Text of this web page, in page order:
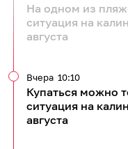
На одном из
ситуация на
августа
Купаться можно
ситуация на
августа
Вчера 10:10